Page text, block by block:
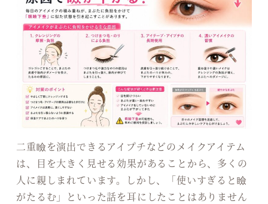
二重瞼を演出できるアイプチなどのメイクアイテム
は、目を大きく見せる効果があることから、多くの
人に親しまれています。しかし、「使いすぎると瞼
がたるむ」といった話を耳にしたことはありません